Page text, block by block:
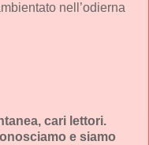
nell’odierna
cari lettori.
e siamo